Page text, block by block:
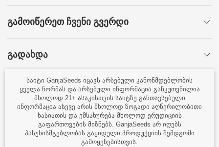
ᲒᲐᲛᲝᲘᲬᲔᲠᲔᲗ ᲩᲕᲔᲜᲘ ᲒᲕᲔᲠᲓᲘ
ᲒᲐᲓᲐᲮᲓᲐ
ᲨᲔᲘᲢᲧᲔᲗ ᲞᲘᲠᲕᲔᲚᲛᲐ!
დაკაშირება ხელშეკრულება სიახლეები
→გარანტია ⭐ 100%
საიტი GanjaSeeds იცავს არსებული კანონმდებლობის
ყველა ნორმას და არსებული ინფორმაცია განკუთვნილია
მხოლოდ 21+ ასაკისთვის საიტზე განთავსებული
ინფორმაცია ასევე არის მხოლოდ ზოგადი აღწერილობითი
ხასიათის და ემსახურება მხოლოდ ერუდიციის
გაფართოვების მიზნებს. GanjaSeeds არ იღებს
პასუხისმგებლობას გაყიდული პროდუქციის შემდგომი
გამოყენებისთვის.